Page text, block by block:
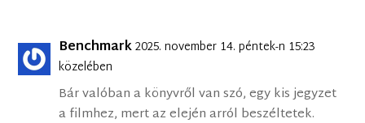
Benchmark2025. november 14. péntek-n 15:23
közelében
Bár valóban a könyvről van szó, egy kis jegyzet
a filmhez, mert az elején arról beszéltetek.